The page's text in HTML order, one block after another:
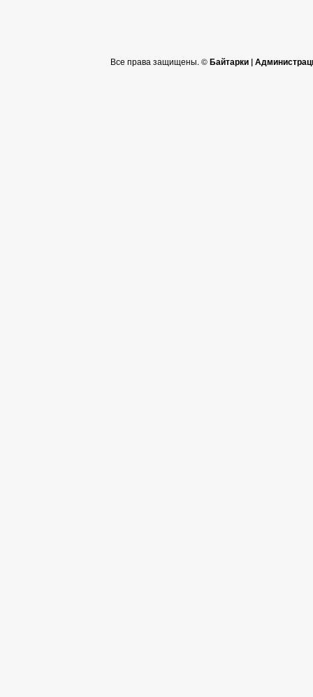
Все права защищены. ©Байтарки |